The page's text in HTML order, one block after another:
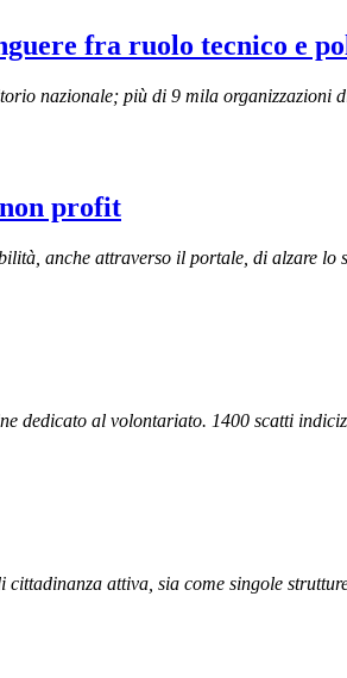
fra ruolo tecnico e
nazionale; più di 9 mila organizzazioni
profit
anche attraverso il portale, di alzare
dedicato al volontariato. 1400 scatti
attiva, sia come singole